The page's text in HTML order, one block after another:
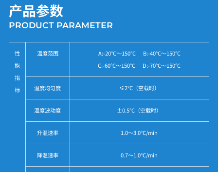
产品参数
PRODUCT PARAMETER
性
能
指
标
温度范围
A:-20℃～150℃ B:-40℃～150℃
C:-60℃～150℃ D:-70℃～150℃
温度均匀度 ≤2℃（空载时）
温度波动度 ±0.5℃（空载时）
升温速率 1.0～3.0℃/min
降温速率 0.7～1.0℃/min